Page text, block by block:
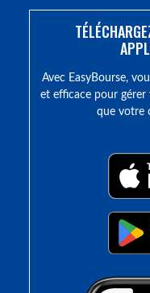
Avec EasyBourse,
et efficace pour gérer
que votre